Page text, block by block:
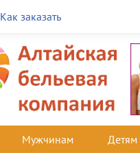
Как заказать
Мужчинам Детям